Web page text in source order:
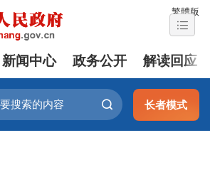
繁體版
新闻中心 政务公开 解读回应
长者模式